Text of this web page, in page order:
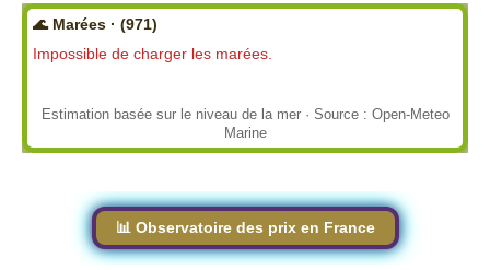
🌊 Marées · (971)
Impossible de charger les marées.
Estimation basée sur le niveau de la mer · Source : Open-Meteo
Marine
📊 Observatoire des prix en France